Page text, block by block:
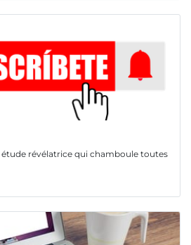
étude révélatrice qui chamboule toutes